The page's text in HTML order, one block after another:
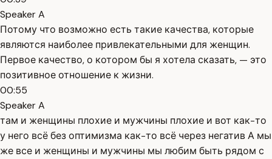
Speaker A
Потому что возможно есть такие качества, которые
являются наиболее привлекательными для женщин.
Первое качество, о котором бы я хотела сказать, — это
позитивное отношение к жизни.
00:55
Speaker A
там и женщины плохие и мужчины плохие и вот как-то
у него всё без оптимизма как-то всё через негатив А мы
же все и женщины и мужчины мы любим быть рядом с